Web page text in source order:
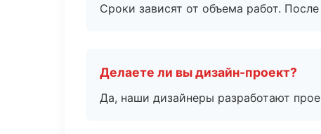
Сроки зависят от объема работ.
Делаете ли вы дизайн-проект?
Да, наши дизайнеры разработают